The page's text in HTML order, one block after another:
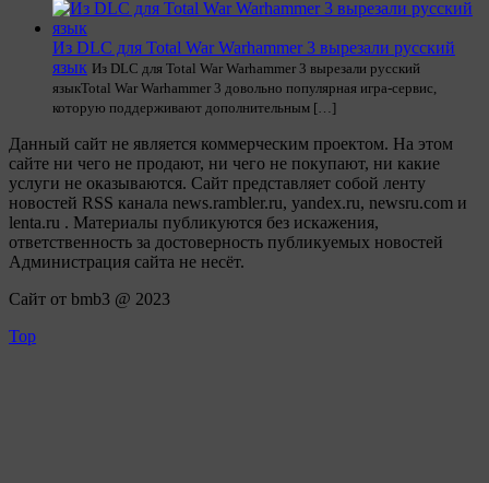
Из DLC для Total War Warhammer 3 вырезали русский
язык Из DLC для Total War Warhammer 3 вырезали русский
языкTotal War Warhammer 3 довольно популярная игра-сервис,
которую поддерживают дополнительным […]
Данный сайт не является коммерческим проектом. На этом
сайте ни чего не продают, ни чего не покупают, ни какие
услуги не оказываются. Сайт представляет собой ленту
новостей RSS канала news.rambler.ru, yandex.ru, newsru.com и
lenta.ru . Материалы публикуются без искажения,
ответственность за достоверность публикуемых новостей
Администрация сайта не несёт.
Сайт от bmb3 @ 2023
Top